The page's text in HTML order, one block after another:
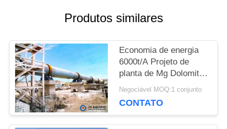
CONTACTE-
NOS
NOTÍCIA
Produtos similares
Economia de energia
6000t/A Projeto de
planta de Mg Dolomite
Processo de
consumo
Negociável MOQ:1 conjunto
CONTATO